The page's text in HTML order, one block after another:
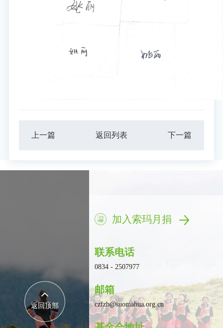
上一篇 返回列表 下一篇
返回顶部
加入索玛月捐
联系电话
0834 - 2507977
邮箱
czfzb@suomahua.org.cn